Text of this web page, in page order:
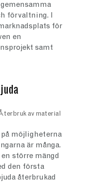
förvaltning. I
för
en
samt
av material
möjligheterna
är många.
större mängd
den första
återbrukad